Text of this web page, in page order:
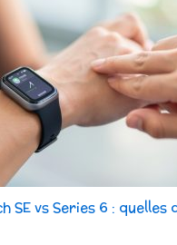
SE vs Series 6 :